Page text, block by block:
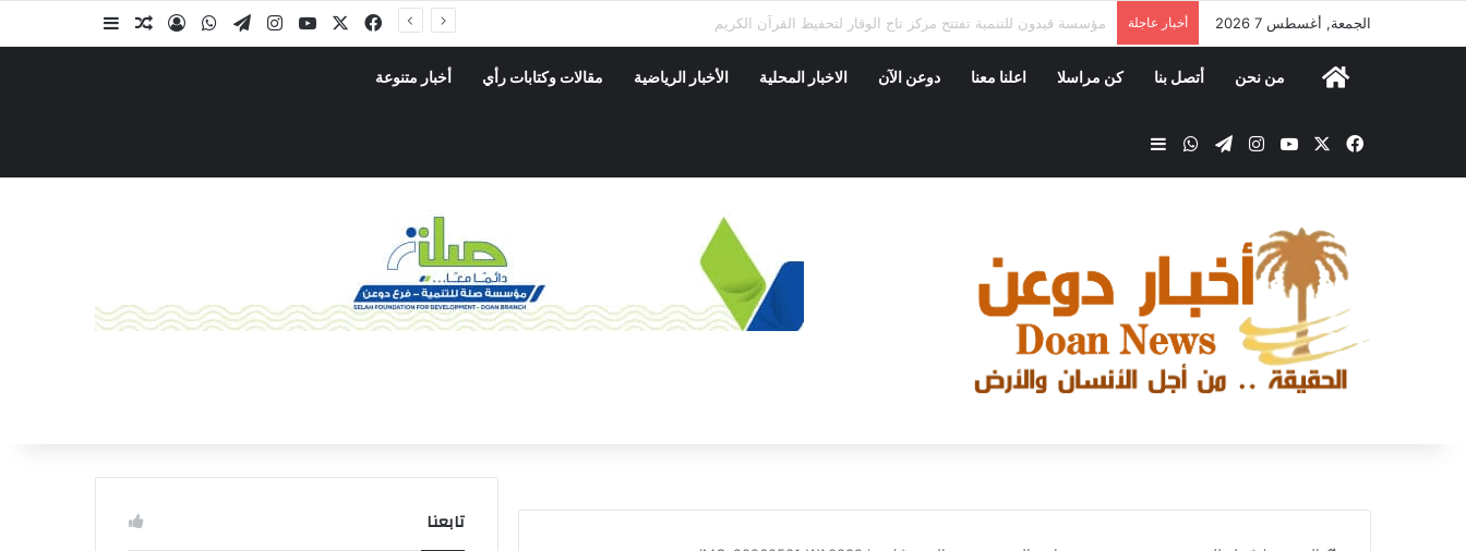
الجمعة, أغسطس 7 2026 أخبار عاجلة مكتب الصناعة والتجارة بمديريه الضليعه ينفذ حمله نزول ميداني على المحلات التجاريه والاسواق
من نحن أتصل بنا كن مراسلا اعلنا معنا دوعن الآن الاخبار المحلية الأخبار الرياضية مقالات وكتابات رأي أخبار متنوعة
تابعنا